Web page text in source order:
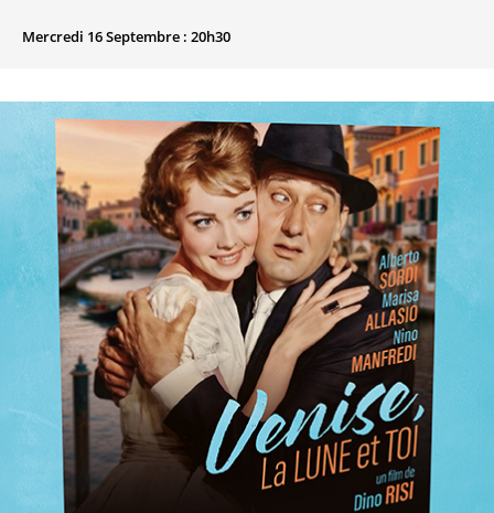
Mercredi 16 Septembre : 20h30